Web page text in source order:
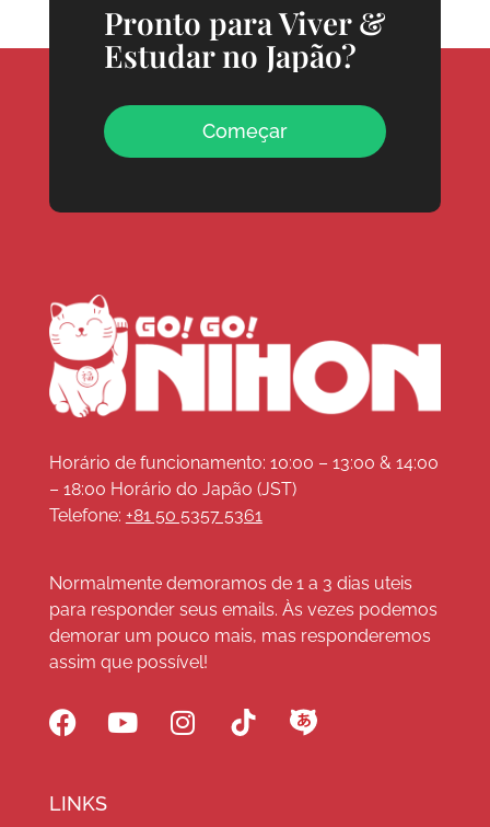
Pronto para Viver &
Estudar no Japão?
Começar
Horário de funcionamento: 10:00 – 13:00 & 14:00
– 18:00 Horário do Japão (JST)
Telefone: +81 50 5357 5361
Normalmente demoramos de 1 a 3 dias uteis
para responder seus emails. Às vezes podemos
demorar um pouco mais, mas responderemos
assim que possível!
LINKS